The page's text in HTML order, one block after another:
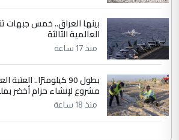
بينها العراق.. خمس جبهات
العالمية الثالثة
منذ 17 ساعة
بطول 90 كيلومترًا..
مشروع لإنشاء حزام أخضر
منذ 18 ساعة